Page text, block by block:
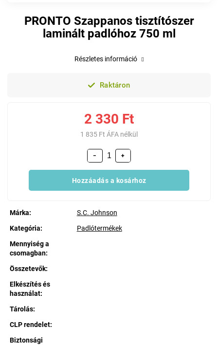
PRONTO Szappanos tisztítószer
laminált padlóhoz 750 ml
Raktáron
2 330 Ft
1 835 Ft ÁFA nélkül
+
−
Hozzáadás a kosárhoz
Kategória:
Padlótermékek
Mennyiség a
csomagban:
Összetevők:
Elkészítés és
használat:
Tárolás:
CLP rendelet:
Biztonsági
Márka: S.C. Johnson
Részletes információ